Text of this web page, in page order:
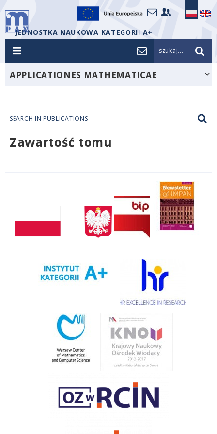
JEDNOSTKA NAUKOWA KATEGORII A+
szukaj...
APPLICATIONES MATHEMATICAE
SEARCH IN PUBLICATIONS
Zawartość tomu